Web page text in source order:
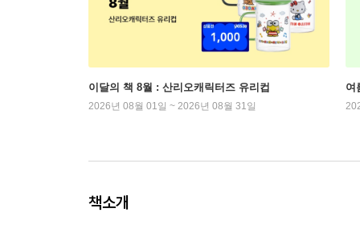
이달의 책 8월 : 산리오캐릭터즈 유리컵
2026년 08월 01일 ~ 2026년 08월 31일
여
책소개